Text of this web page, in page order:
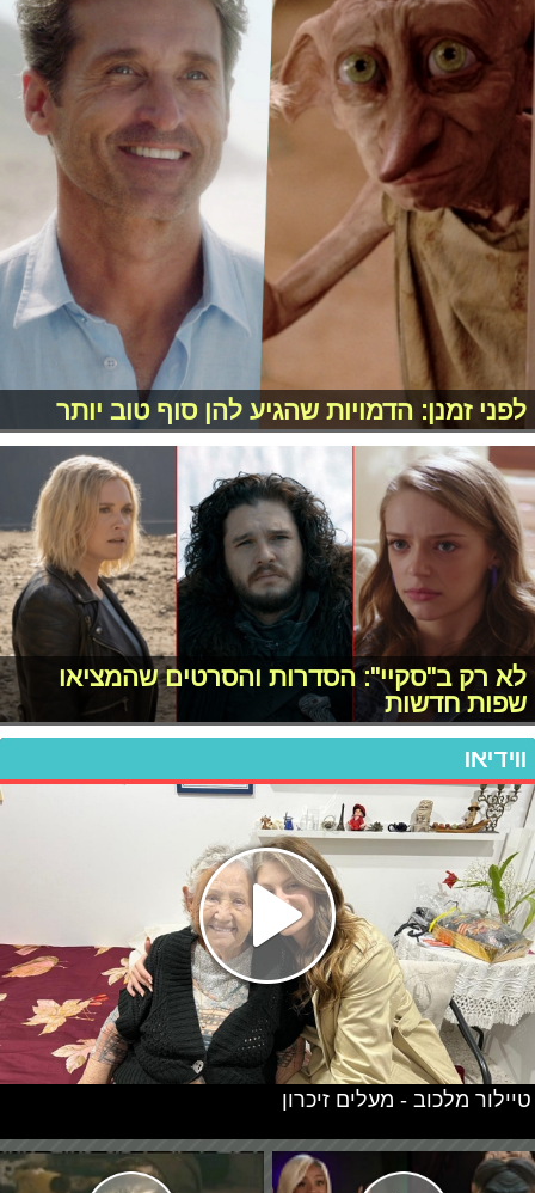
לפני זמנן: הדמויות שהגיע להן סוף טוב יותר
לא רק ב"סקיי": הסדרות והסרטים שהמציאו
שפות חדשות
ווידיאו
טיילור מלכוב - מעלים זיכרון